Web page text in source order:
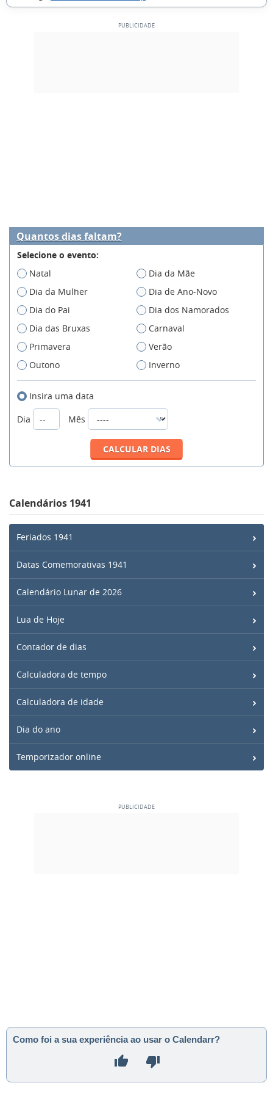
Quantos dias faltam?
Selecione o evento:
Natal
Dia da Mãe
Dia da Mulher
Dia de Ano-Novo
Dia do Pai
Dia dos Namorados
Dia das Bruxas
Carnaval
Primavera
Verão
Outono
Inverno
Insira uma data
Dia
Mês
Calendários 1941
Feriados 1941
Datas Comemorativas 1941
Calendário Lunar de 2026
Lua de Hoje
Contador de dias
Calculadora de tempo
Calculadora de idade
Dia do ano
Temporizador online
Como foi a sua experiência ao usar o Calendarr?